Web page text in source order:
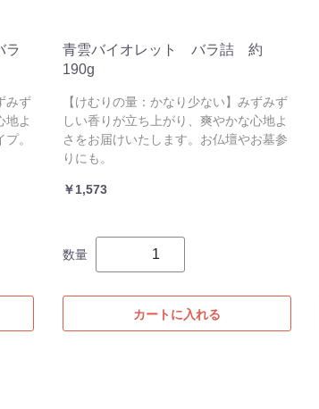
ラ
みず
地よ
。
青雲バイオレット バラ詰 約
190g
【けむりの量：かなり少ない】みずみず
しい香りが立ち上がり、爽やかな心地よ
さをお届けいたします。お仏壇やお墓参
りにも。
￥1,573
数量
カートに入れる